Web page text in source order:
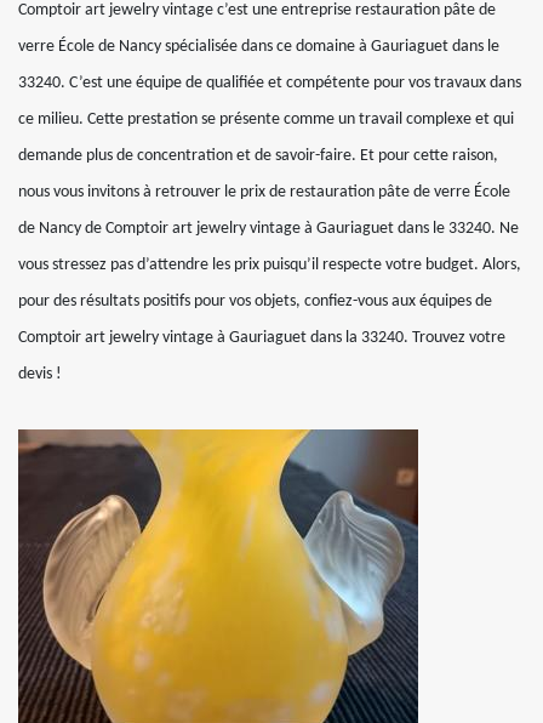
Comptoir art jewelry vintage c’est une entreprise restauration pâte de
verre École de Nancy spécialisée dans ce domaine à Gauriaguet dans le
33240. C’est une équipe de qualifiée et compétente pour vos travaux dans
ce milieu. Cette prestation se présente comme un travail complexe et qui
demande plus de concentration et de savoir-faire. Et pour cette raison,
nous vous invitons à retrouver le prix de restauration pâte de verre École
de Nancy de Comptoir art jewelry vintage à Gauriaguet dans le 33240. Ne
vous stressez pas d’attendre les prix puisqu’il respecte votre budget. Alors,
pour des résultats positifs pour vos objets, confiez-vous aux équipes de
Comptoir art jewelry vintage à Gauriaguet dans la 33240. Trouvez votre
devis !